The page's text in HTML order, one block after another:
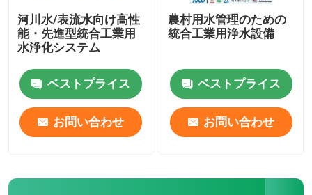
河川水の処理場
パッケージ水処理プラント
マルチメディア フィルター水処理
河川水/表流水向け高性
能・先進型統合工業用
水浄化システム
ベストプライス
お問い合わせ
農村用水管理のための
統合工業用浄水設備
ベストプライス
お問い合わせ